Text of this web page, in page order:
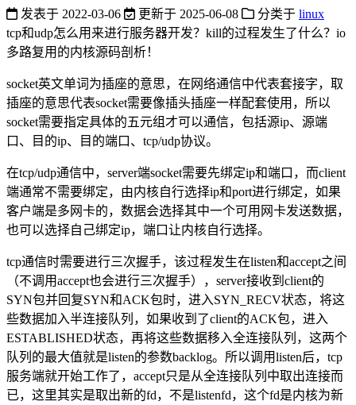
发表于 2022-03-06 更新于 2025-06-08 分类于 linux
tcp和udp怎么用来进行服务器开发？kill的过程发生了什么？io
多路复用的内核源码剖析！
socket英文单词为插座的意思，在网络通信中代表套接字，取
插座的意思代表socket需要像插头插座一样配套使用，所以
socket需要指定具体的五元组才可以通信，包括源ip、源端
口、目的ip、目的端口、tcp/udp协议。
在tcp/udp通信中，server端socket需要先绑定ip和端口，而client
端通常不需要绑定，由内核自行选择ip和port进行绑定，如果
客户端是多网卡的，数据会选择其中一个可用网卡发送数据，
也可以选择自己绑定ip，端口让内核自行选择。
tcp通信时需要进行三次握手，该过程发生在listen和accept之间
（不调用accept也会进行三次握手），server接收到client的
SYN包并回复SYN和ACK包时，进入SYN_RECV状态，将这
些数据加入半连接队列，如果收到了client的ACK包，进入
ESTABLISHED状态，再将这些数据移入全连接队列，这两个
队列的最大值就是listen的参数backlog。所以调用listen后，tcp
服务端就开始工作了，accept只是从全连接队列中取出连接而
已，这里其实是取出新的fd，不是listenfd，这个fd是内核为新